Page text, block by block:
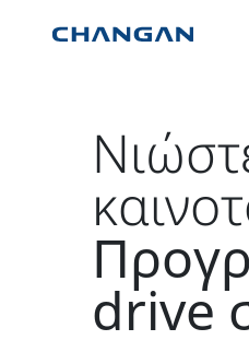
drive